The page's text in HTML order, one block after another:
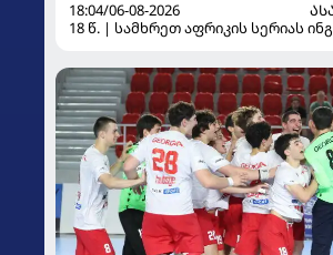
18:04/06-08-2026
18 წ. | სამხრეთ აფრიკის სერიას